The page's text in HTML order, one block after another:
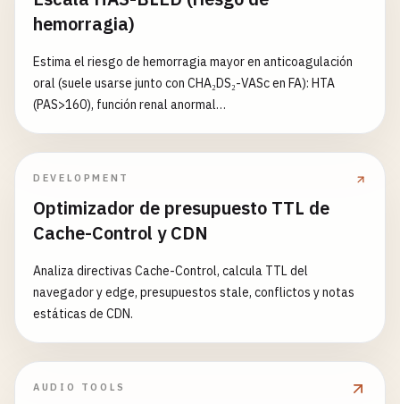
Decidir con HAS-BLED y preferencias. No es consejo médico.
hemorragia)
Estima el riesgo de hemorragia mayor en anticoagulación
oral (suele usarse junto con CHA₂DS₂-VASc en FA): HTA
(PAS>160), función renal anormal
copas/semana); cada ítem 1 punto (renal/hepático,
fármacos/alcohol hasta 2 cada par); total 0-9. 0 bajo, 1-2
reversibles; ≥3 por sí solo no justifica suspender
anticoagulación). Fuentes: Pisters 2010 Chest, 2023
ACC/AHA/ACCP/HRS. El INR lábil aplica sobre todo a
warfarina; menos predictivo con DOAC. No es consejo
médico.
DEVELOPMENT
Optimizador de presupuesto TTL de
Cache-Control y CDN
Analiza directivas Cache-Control, calcula TTL del
navegador y edge, presupuestos stale, conflictos y notas
estáticas de CDN.
AUDIO TOOLS